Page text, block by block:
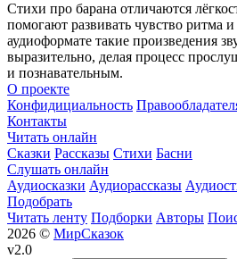
Стихи про барана отличаются
помогают развивать чувство ритма
аудиоформате такие произведения
выразительно, делая процесс
и познавательным.
О проекте
Конфидициальность
Контакты
Читать онлайн
Сказки Рассказы Стихи Басни
Слушать онлайн
Аудиосказки Аудиорассказы
Подобрать
Читать ленту Подборки Авторы
2026 © МирСказок
v2.0